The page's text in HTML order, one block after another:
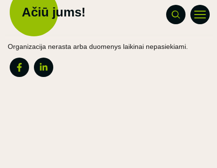
Ačiū jums!
Organizacija nerasta arba duomenys laikinai nepasiekiami.